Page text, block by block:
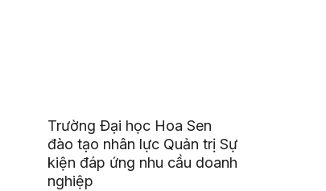
Trường Đại học Hoa Sen
đào tạo nhân lực Quản trị Sự
kiện đáp ứng nhu cầu doanh
nghiệp